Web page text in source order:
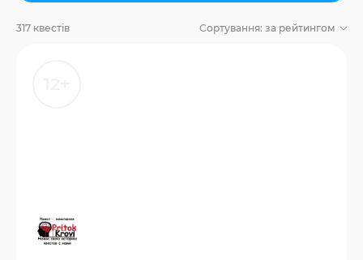
317 квестів Сортування: за рейтингом